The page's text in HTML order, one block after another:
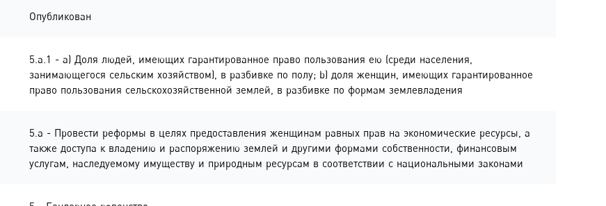
Опубликован
5.a.1 - a) Доля людей, имеющих гарантированное право пользования ею (среди населения,
занимающегося сельским хозяйством), в разбивке по полу; b) доля женщин, имеющих гарантированное
право пользования сельскохозяйственной землей, в разбивке по формам землевладения
5.a - Провести реформы в целях предоставления женщинам равных прав на экономические ресурсы, а
также доступа к владению и распоряжению землей и другими формами собственности, финансовым
услугам, наследуемому имуществу и природным ресурсам в соответствии с национальными законами